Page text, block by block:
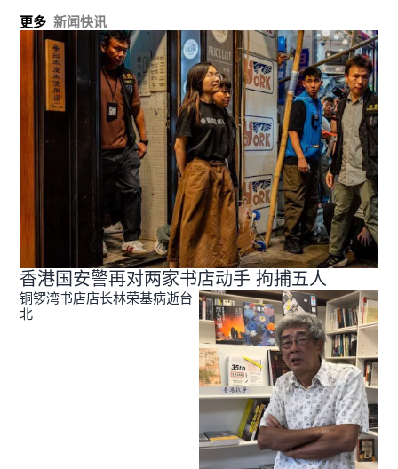
更多 新闻快讯
香港国安警再对两家书店动手 拘捕五人
铜锣湾书店店长林荣基病逝台
北